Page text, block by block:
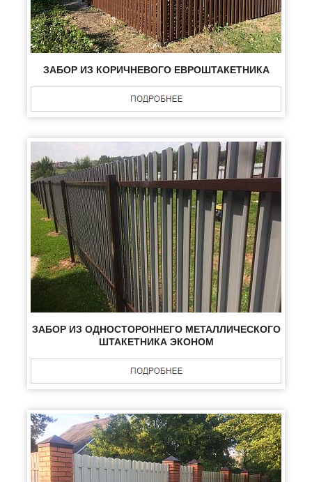
ЗАБОР ИЗ КОРИЧНЕВОГО ЕВРОШТАКЕТНИКА
ЗАБОР ИЗ ОДНОСТОРОННЕГО МЕТАЛЛИЧЕСКОГО
ШТАКЕТНИКА ЭКОНОМ